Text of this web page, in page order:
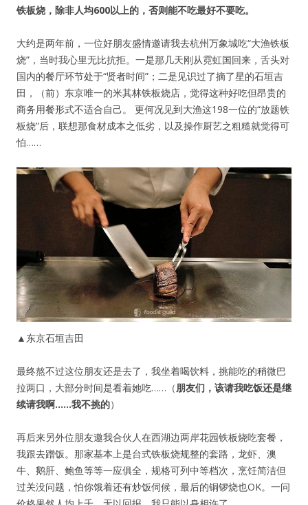
铁板烧，除非人均600以上的，否则能不吃最好不要吃。
大约是两年前，一位好朋友盛情邀请我去杭州万象城吃“大渔铁板
烧”，当时我心里无比抗拒。一是那几天刚从霓虹国回来，舌头对
国内的餐厅环节处于“贤者时间”；二是见识过了摘了星的石垣吉
田，（前）东京唯一的米其林铁板烧店，觉得这种好吃但昂贵的
商务用餐形式不适合自己。 更何况见到大渔这198一位的“放题铁
板烧”后，联想那食材成本之低劣，以及操作厨艺之粗糙就觉得可
怕……
▲东京石垣吉田
最终熬不过这位朋友还是去了，我坐着喝饮料，挑能吃的稍微巴
拉两口，大部分时间是看着她吃……（朋友们，该请我吃饭还是继
续请我啊……我不挑的）
再后来另外位朋友邀我合伙人在西湖边两岸花园铁板烧吃套餐，
我跟去蹭饭。那家基本上是台式铁板烧规整的套路，龙虾、澳
牛、鹅肝、鲍鱼等等一应俱全，规格可列中等档次，烹饪简洁但
过关没问题，怕你饿着还有炒饭伺候，最后的铜锣烧也OK。一问